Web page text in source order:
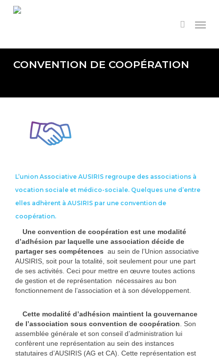
search
CONVENTION DE COOPÉRATION
L’union Associative AUSIRIS regroupe des associations à
vocation sociale et médico-sociale. Quelques une d’entre
elles adhèrent à AUSIRIS par une convention de
coopération.
Une convention de coopération est une modalité
d’adhésion par laquelle une association décide de
partager ses compétences au sein de l’Union associative
AUSIRIS, soit pour la totalité, soit seulement pour une part
de ses activités. Ceci pour mettre en œuvre toutes actions
de gestion et de représentation nécessaires au bon
fonctionnement de l’association et à son développement.
Cette modalité d’adhésion maintient la gouvernance
de l’association sous convention de coopération. Son
assemblée générale et son conseil d’administration lui
confèrent une représentation au sein des instances
statutaires d’AUSIRIS (AG et CA). Cette représentation est